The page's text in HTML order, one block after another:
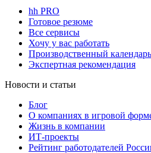
hh PRO
Готовое резюме
Все сервисы
Хочу у вас работать
Производственный календарь
Экспертная рекомендация
Новости и статьи
Блог
О компаниях в игровой
Жизнь в компании
ИТ-проекты
Рейтинг работодателей